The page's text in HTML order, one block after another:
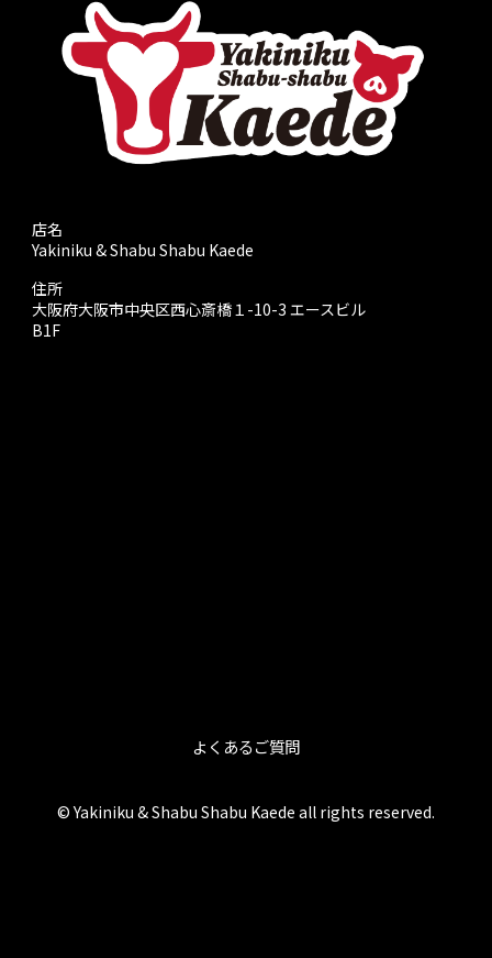
店名
Yakiniku & Shabu Shabu Kaede
住所
大阪府大阪市中央区西心斎橋１-10-3 エースビル
B1F
よくあるご質問
© Yakiniku & Shabu Shabu Kaede all rights reserved.